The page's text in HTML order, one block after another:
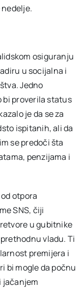
osiguranju
u socijalna i
Jedno
bi proverila status
je da se za
ispitanih, ali da
se predoči šta
penzijama i
otpora
SNS, čiji
u gubitnike
vladu. Ti
premijera i
bi mogle da počnu
jačanjem